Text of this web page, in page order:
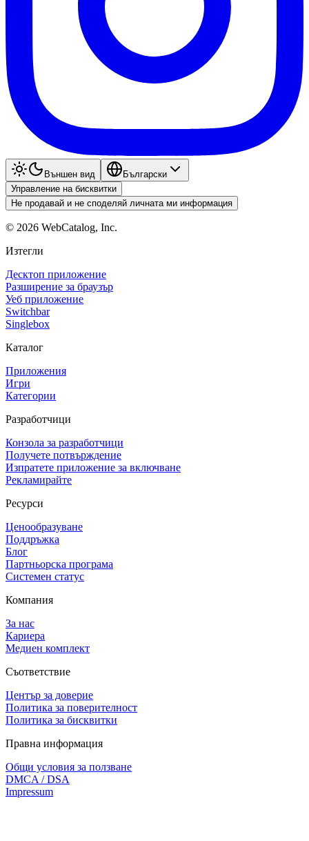
Външен вид
Български
Управление на бисквитки
Не продавай и не споделяй личната ми информация
© 2026 WebCatalog, Inc.
Изтегли
Десктоп приложение
Разширение за браузър
Уеб приложение
Switchbar
Singlebox
Каталог
Приложения
Игри
Категории
Разработчици
Конзола за разработчици
Получете потвърждение
Изпратете приложение за включване
Рекламирайте
Ресурси
Ценообразуване
Поддръжка
Блог
Партньорска програма
Системен статус
Компания
За нас
Кариера
Медиен комплект
Съответствие
Център за доверие
Политика за поверителност
Политика за бисквитки
Правна информация
Общи условия за ползване
DMCA / DSA
Impressum